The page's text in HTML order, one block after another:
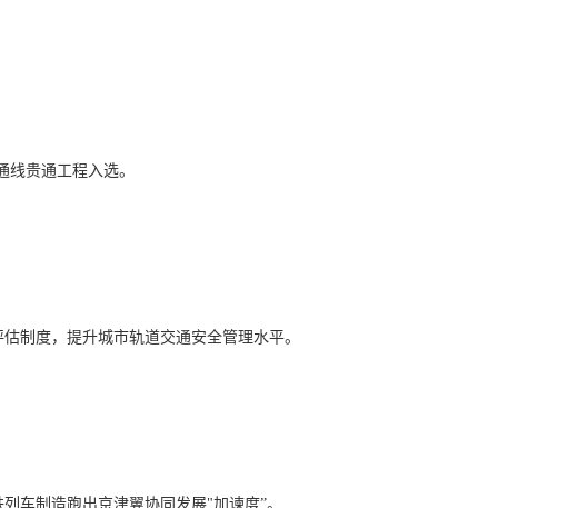
贵通工程入选。
制度，提升城市轨道交通安全管理水平。
车制造跑出京津翼协同发展"加谏度”。